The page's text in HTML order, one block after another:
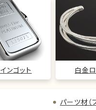
ンゴット 白金
パーツ材（